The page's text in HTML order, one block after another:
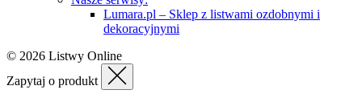
Lumara.pl – Sklep z listwami ozdobnymi i
dekoracyjnymi
© 2026 Listwy Online
Zapytaj o produkt